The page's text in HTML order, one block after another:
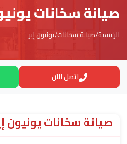
صيانة سخانات
الرئيسية/صيانة سخانات/يونيون إير
اتصل الآن
صيانة سخانات يونيون